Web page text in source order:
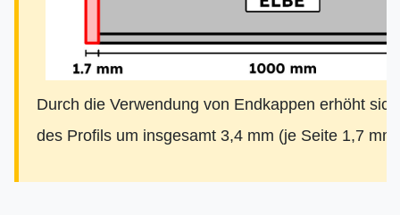
Durch die Verwendung von Endkappen erhöht
des Profils um insgesamt 3,4 mm (je Seite 1,7